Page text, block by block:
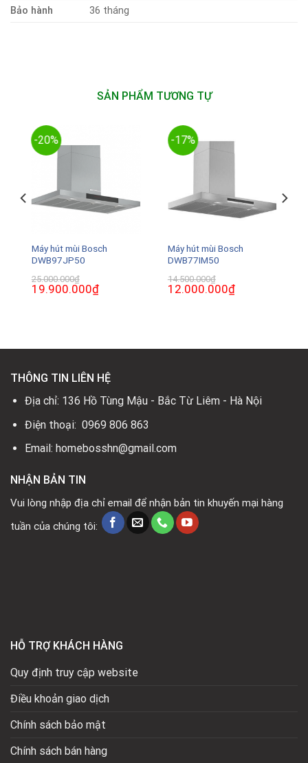
Bảo hành 36 tháng
SẢN PHẨM TƯƠNG TỰ
-20%
Máy hút mùi Bosch
DWB97JP50
25.000.000₫
Giá
gốc
19.900.000₫Giá
hiện
-17%
Máy hút mùi Bosch
DWB77IM50
14.500.000₫
Giá
gốc
12.000.000₫Giá
hiện
THÔNG TIN LIÊN HỆ
Địa chỉ: 136 Hồ Tùng Mậu - Bắc Từ Liêm - Hà Nội
Điện thoại: 0969 806 863
Email: homebosshn@gmail.com
NHẬN BẢN TIN
Vui lòng nhập địa chỉ email để nhận bản tin khuyến mại hàng
tuần của chúng tôi:
HỖ TRỢ KHÁCH HÀNG
Quy định truy cập website
Điều khoản giao dịch
Chính sách bảo mật
Chính sách bán hàng